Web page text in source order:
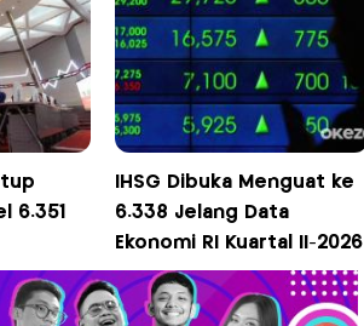
6.351
IHSG Dibuka Menguat ke
6.338 Jelang Data
Ekonomi RI Kuartal II-2026